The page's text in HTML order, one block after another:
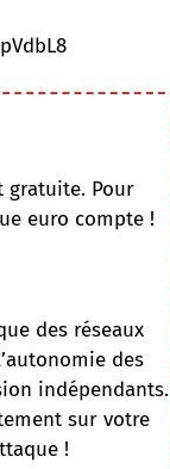
gratuite. Pour
euro compte !
des réseaux
des
indépendants.
sur votre
!